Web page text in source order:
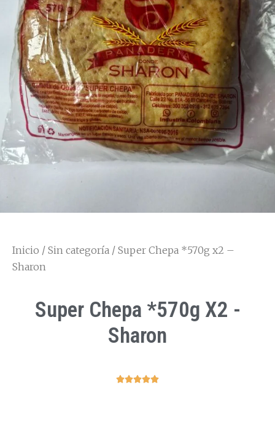
Inicio / Sin categoría / Super Chepa *570g x2 –
Sharon
Super Chepa *570g X2 -
Sharon
